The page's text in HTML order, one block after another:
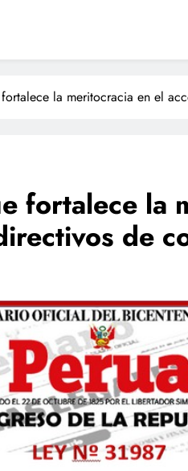
la meritocracia en el
fortalece la
de